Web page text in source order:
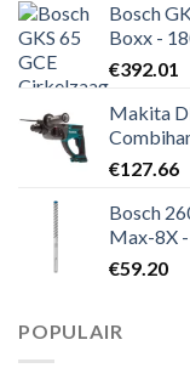
Bosch
Boxx -
€392.01
Makita
€127.66
Bosch
Max-8X
€59.20
POPULAIR